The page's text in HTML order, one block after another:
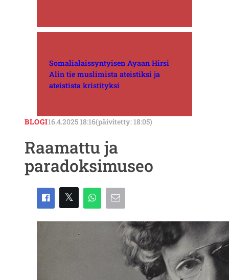
Somalialaissyntyisen Ayaan Hirsi
Alin tie muslimista ateistiksi ja
ateistista kristityksi
BLOGI16.4.2025 18:16(päivitetty: 18:05)
Raamattu ja
paradoksimuseo